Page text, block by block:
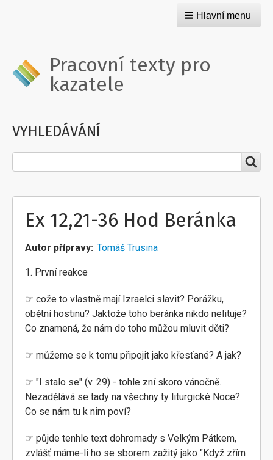
Hlavní menu
Pracovní texty pro
kazatele
VYHLEDÁVÁNÍ
Ex 12,21-36 Hod Beránka
Autor přípravy Tomáš Trusina
1. První reakce
☞ cože to vlastně mají Izraelci slavit? Porážku,
obětní hostinu? Jaktože toho beránka nikdo nelituje?
Co znamená, že nám do toho můžou mluvit děti?
☞ můžeme se k tomu připojit jako křesťané? A jak?
☞ "I stalo se" (v. 29) - tohle zní skoro vánočně.
Nezadělává se tady na všechny ty liturgické Noce?
Co se nám tu k nim poví?
☞ půjde tenhle text dohromady s Velkým Pátkem,
zvlášť máme-li ho se sborem zažitý jako "Když zřím